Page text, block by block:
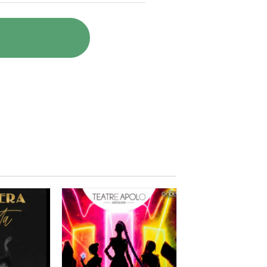
captar l'atenció i la sensibilitat
mare parlant d'un vestit